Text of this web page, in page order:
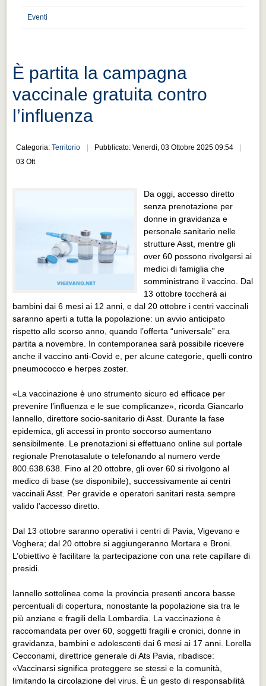
Cultura e turismo 4.0
Cultura e turismo 4.0
PROGETTI
Progetti Aperti
Progetti Aperti
EVENTI
EVENTI
Eventi Vigevano
Eventi Pavia
Eventi Pavia
Eventi
È partita la campagna
vaccinale gratuita contro
l’influenza
Categoria:Territorio
Pubblicato: Venerdì, 03 Ottobre 2025 09:54
03 Ott
Da oggi, accesso diretto
senza prenotazione per
donne in gravidanza e
personale sanitario nelle
strutture Asst, mentre gli
over 60 possono rivolgersi ai
medici di famiglia che
somministrano il vaccino. Dal
13 ottobre toccherà ai
bambini dai 6 mesi ai 12 anni, e dal 20 ottobre i centri vaccinali
saranno aperti a tutta la popolazione: un avvio anticipato
rispetto allo scorso anno, quando l’offerta “universale” era
partita a novembre. In contemporanea sarà possibile ricevere
anche il vaccino anti-Covid e, per alcune categorie, quelli contro
pneumococco e herpes zoster.
«La vaccinazione è uno strumento sicuro ed efficace per
prevenire l’influenza e le sue complicanze», ricorda Giancarlo
Iannello, direttore socio-sanitario di Asst. Durante la fase
epidemica, gli accessi in pronto soccorso aumentano
sensibilmente. Le prenotazioni si effettuano online sul portale
regionale Prenotasalute o telefonando al numero verde
800.638.638. Fino al 20 ottobre, gli over 60 si rivolgono al
medico di base (se disponibile), successivamente ai centri
vaccinali Asst. Per gravide e operatori sanitari resta sempre
valido l’accesso diretto.
Dal 13 ottobre saranno operativi i centri di Pavia, Vigevano e
Voghera; dal 20 ottobre si aggiungeranno Mortara e Broni.
L’obiettivo è facilitare la partecipazione con una rete capillare di
presidi.
Iannello sottolinea come la provincia presenti ancora basse
percentuali di copertura, nonostante la popolazione sia tra le
più anziane e fragili della Lombardia. La vaccinazione è
raccomandata per over 60, soggetti fragili e cronici, donne in
gravidanza, bambini e adolescenti dai 6 mesi ai 17 anni. Lorella
Cecconami, direttrice generale di Ats Pavia, ribadisce:
«Vaccinarsi significa proteggere se stessi e la comunità,
limitando la circolazione del virus. È un gesto di responsabilità